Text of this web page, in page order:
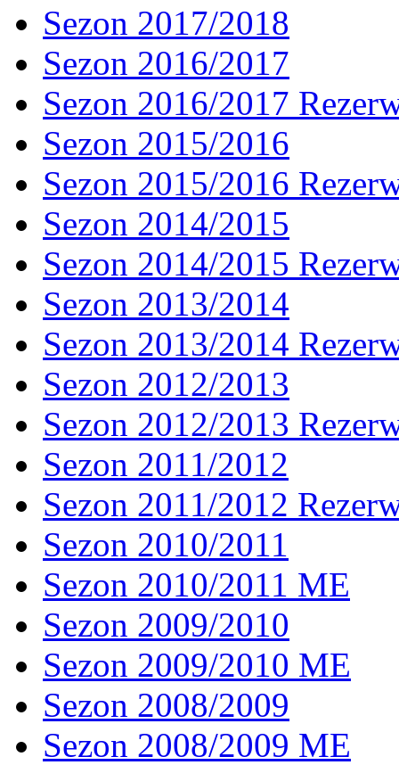
Sezon 2017/2018
Sezon 2016/2017
Sezon 2016/2017
Sezon 2015/2016
Sezon 2015/2016
Sezon 2014/2015
Sezon 2014/2015
Sezon 2013/2014
Sezon 2013/2014
Sezon 2012/2013
Sezon 2012/2013
Sezon 2011/2012
Sezon 2011/2012
Sezon 2010/2011
Sezon 2010/2011 ME
Sezon 2009/2010
Sezon 2009/2010 ME
Sezon 2008/2009
Sezon 2008/2009 ME